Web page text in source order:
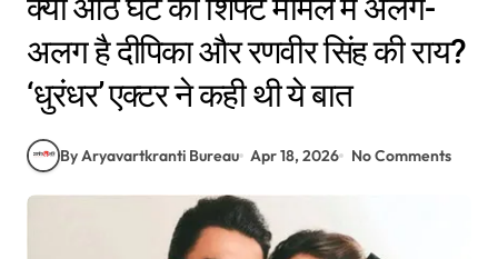
क्या आठ घंटे की शिफ्ट मामले में अलग-
अलग है दीपिका और रणवीर सिंह की राय?
‘धुरंधर’ एक्टर ने कही थी ये बात
By Aryavartkranti Bureau Apr 18, 2026 No Comments